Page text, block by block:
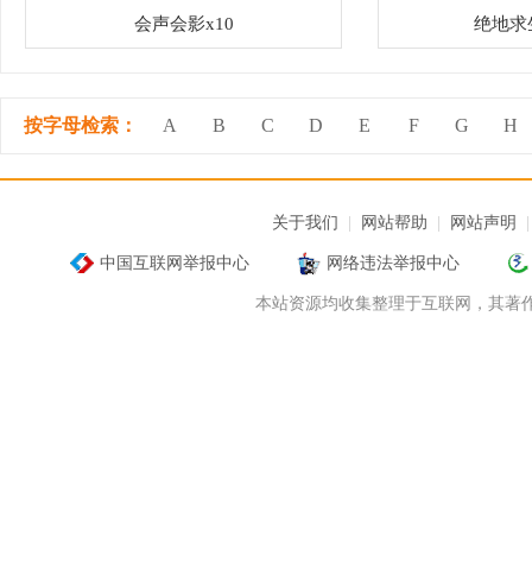
会声会影x10 绝地求
按字母检索： A B C D E F G H
关于我们 网站帮助 网站声明
中国互联网举报中心 网络违法举报中心
本站资源均收集整理于互联网，其著